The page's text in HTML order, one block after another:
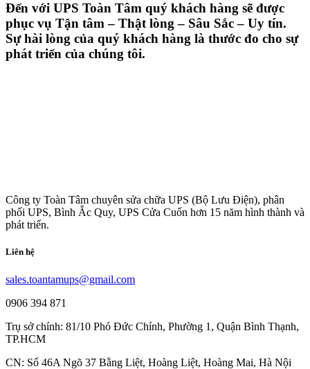
Đến với UPS Toàn Tâm quý khách hàng sẽ được
phục vụ Tận tâm – Thật lòng – Sâu Sắc – Uy tín.
Sự hài lòng của quý khách hàng là thước đo cho sự
phát triển của chúng tôi.
Công ty Toàn Tâm chuyên sửa chữa UPS (Bộ Lưu Điện), phân
phối UPS, Bình Ắc Quy, UPS Cửa Cuốn hơn 15 năm hình thành và
phát triển.
Liên hệ
sales.toantamups@gmail.com
0906 394 871
Trụ sở chính: 81/10 Phó Đức Chính, Phường 1, Quận Bình Thạnh,
TP.HCM
CN: Số 46A Ngõ 37 Bằng Liệt, Hoàng Liệt, Hoàng Mai, Hà Nội